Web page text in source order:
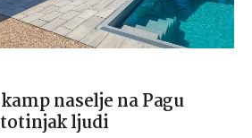
naselje na Pagu
ljudi